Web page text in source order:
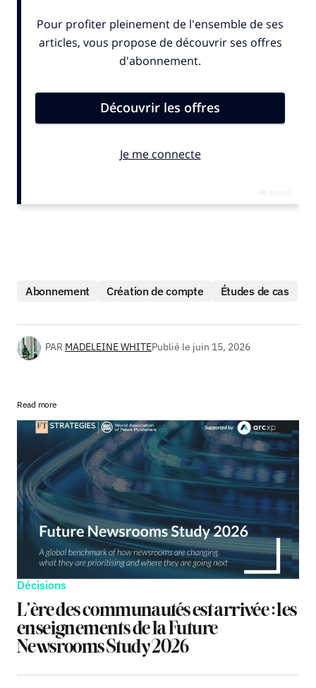
Abonnement Création de compte Études de cas
PAR MADELEINE WHITEPublié le juin 15, 2026
Read more
Décisions
L’ère des communautés est arrivée : les
enseignements de la Future
Newsrooms Study 2026